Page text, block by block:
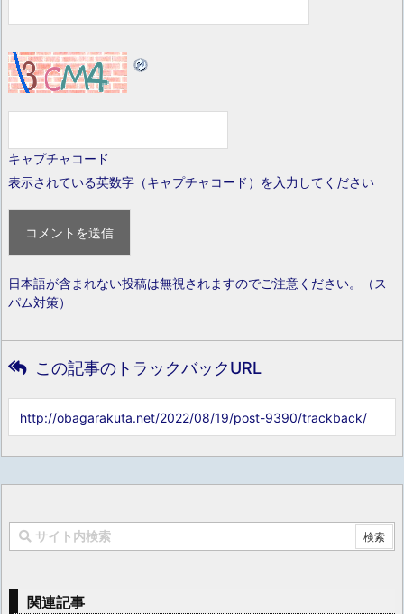
キャプチャコード
表示されている英数字（キャプチャコード）を入力してください
日本語が含まれない投稿は無視されますのでご注意ください。（ス
パム対策）
この記事のトラックバックURL
関連記事